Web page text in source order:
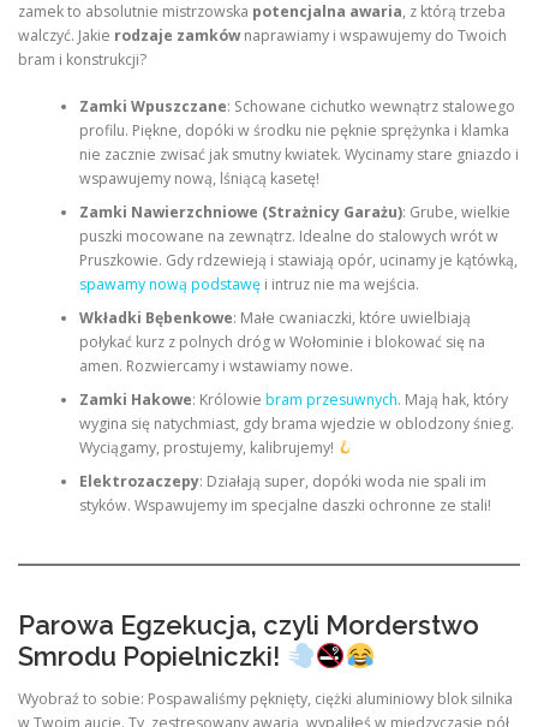
zamek to absolutnie mistrzowska potencjalna awaria, z którą trzeba
walczyć. Jakie rodzaje zamkównaprawiamy i wspawujemy do Twoich
bram i konstrukcji?
Zamki Wpuszczane: Schowane cichutko wewnątrz stalowego
profilu. Piękne, dopóki w środku nie pęknie sprężynka i klamka
nie zacznie zwisać jak smutny kwiatek. Wycinamy stare gniazdo i
wspawujemy nową, lśniącą kasetę!
Zamki Nawierzchniowe (Strażnicy Garażu): Grube, wielkie
puszki mocowane na zewnątrz. Idealne do stalowych wrót w
Pruszkowie. Gdy rdzewieją i stawiają opór, ucinamy je kątówką,
spawamy nową podstawęi intruz nie ma wejścia.
Wkładki Bębenkowe: Małe cwaniaczki, które uwielbiają
połykać kurz z polnych dróg w Wołominie i blokować się na
amen. Rozwiercamy i wstawiamy nowe.
Zamki Hakowe: Królowie bram przesuwnych. Mają hak, który
wygina się natychmiast, gdy brama wjedzie w oblodzony śnieg.
Wyciągamy, prostujemy, kalibrujemy!
Elektrozaczepy: Działają super, dopóki woda nie spali im
styków. Wspawujemy im specjalne daszki ochronne ze stali!
Parowa Egzekucja, czyli Morderstwo
Smrodu Popielniczki!
Wyobraź to sobie: Pospawaliśmy pęknięty, ciężki aluminiowy blok silnika